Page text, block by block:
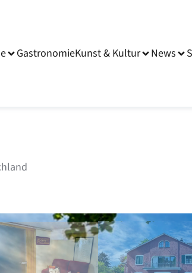
GastronomieKunst & Kultur News